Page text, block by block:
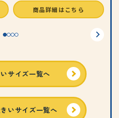
商品詳細はこちら
サイズ一覧へ
いサイズ一覧へ